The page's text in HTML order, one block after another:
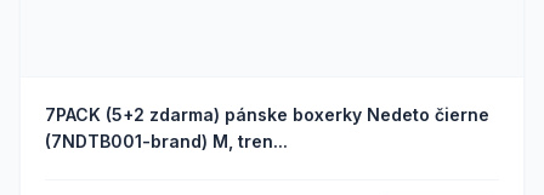
7PACK (5+2 zdarma) pánske boxerky Nedeto čierne
(7NDTB001-brand) M, tren...